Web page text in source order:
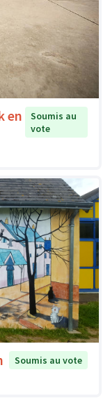
en
Soumis au
vote
Soumis au vote